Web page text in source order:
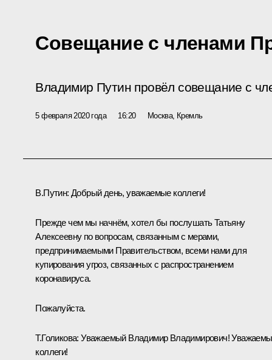
Совещание с членами
Владимир Путин провёл совещание с
5 февраля 2020 года 16:20 Москва, Кремль
В.Путин: Добрый день, уважаемые коллеги!
Прежде чем мы начнём, хотел бы послушать Татьяну
Алексеевну по вопросам, связанным с мерами,
предпринимаемыми Правительством, всеми нами для
купирования угроз, связанных с распространением
коронавируса.
Пожалуйста.
Т.Голикова: Уважаемый Владимир Владимирович!
коллеги!